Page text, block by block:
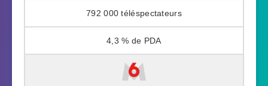
792 000
4,3 %